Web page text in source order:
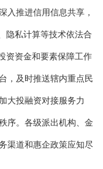
入推进信用信息共享，
隐私计算等技术依法合
资资金和要素保障工作
，及时推送辖内重点民
大投融资对接服务力
序。各级派出机构、金
渠道和惠企政策应知尽